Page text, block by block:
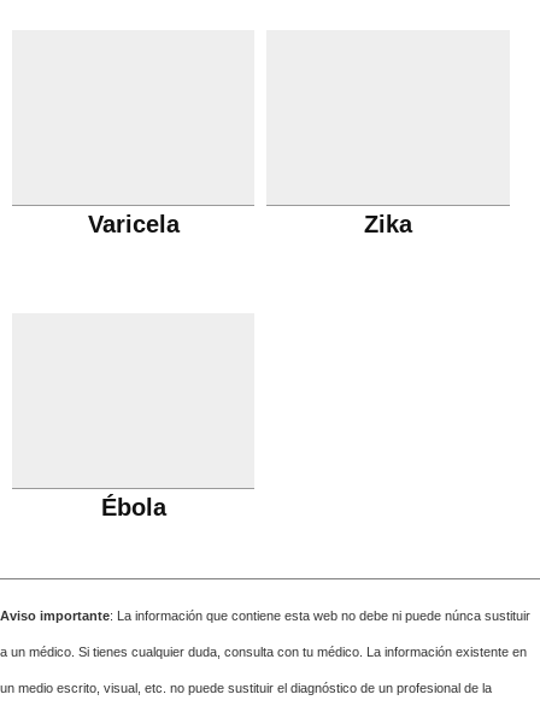
Varicela Zika
Ébola
Aviso importante: La información que contiene esta web no debe ni puede núnca sustituir
a un médico. Si tienes cualquier duda, consulta con tu médico. La información existente en
un medio escrito, visual, etc. no puede sustituir el diagnóstico de un profesional de la